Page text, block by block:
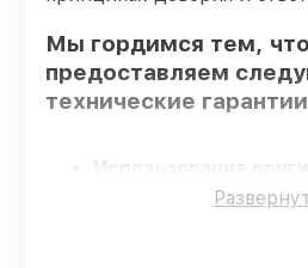
Мы гордимся тем, что
предоставляем
технические
–